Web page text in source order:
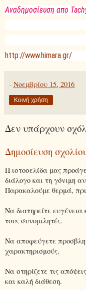
Αναδημοσίευση απο
http://www.himara.gr/
- Νοεμβρίου 15, 2016
Κοινή χρήση
Δεν υπάρχουν
Δημοσίευση
Η ιστοσελίδα μας
διάλογο και τη γόνιμη
Παρακαλούμε θερμά,
Να διατηρείτε
τους συνομιλητές.
Να αποφεύγετε
χαρακτηρισμούς.
Να στηρίζετε τις
και καλή διάθεση.